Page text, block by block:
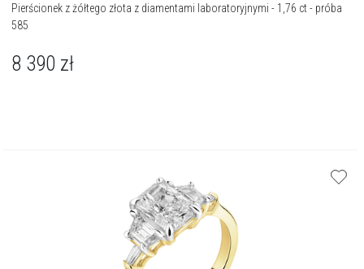
Pierścionek z żółtego złota z diamentami laboratoryjnymi - 1,76 ct - próba
585
8 390 zł